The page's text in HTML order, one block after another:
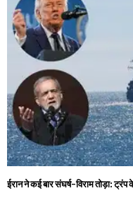
ईरान ने कई बार संघर्ष-विराम तोड़ा: ट्रंप